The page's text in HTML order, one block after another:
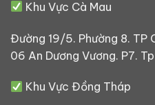
Khu Vực Cà Mau
Đường 19/5. Phường 8. TP
06 An Dương Vương. P7.
Khu Vực Đồng Tháp